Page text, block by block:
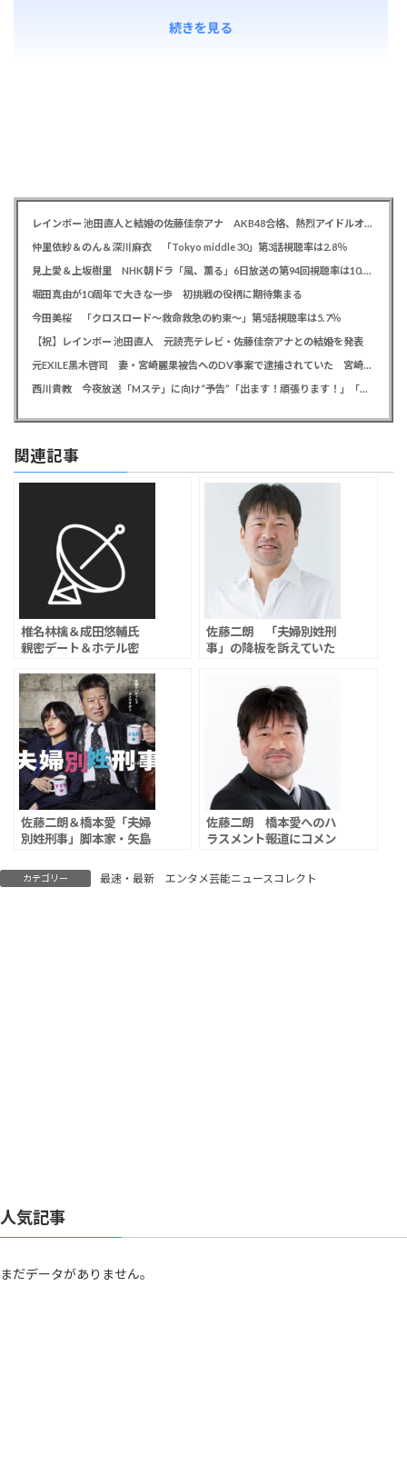
続きを見る
仲里依紗＆のん＆深川麻衣 「Tokyo middle 30」第3話視聴率は2.8％
堀田真由が10周年で大きな一歩 初挑戦の役柄に期待集まる
今田美桜 「クロスロード～救命救急の約束～」第5話視聴率は5.7％
【祝】レインボー 池田直人 元読売テレビ・佐藤佳奈アナとの結婚を発表
関連記事
椎名林檎＆成田悠輔氏
親密デート＆ホテル密
とカリスマ経済学者”異色
カップル”誕生か？
佐藤二朗 「夫婦別姓刑
事」の降板を訴えていた
影中何度も『もう我慢の
限界だから』と」
佐藤二朗＆橋本愛「夫婦
別姓刑事」脚本家・矢島
に。誰も幸せにならん」
「事実と解釈が捻じ曲げ
佐藤二朗 橋本愛へのハ
ラスメント報道にコメン
実が明らかになることを
望みます」
カテゴリー 最速・最新 エンタメ芸能ニュースコレクト
人気記事
まだデータがありません。